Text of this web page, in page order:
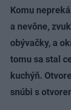
Komu
a nevône,
obývačky, a
tomu sa stal
kuchýň.
snúbi s